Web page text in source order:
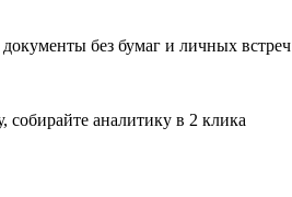
без бумаг и личных встреч
собирайте аналитику в 2 клика